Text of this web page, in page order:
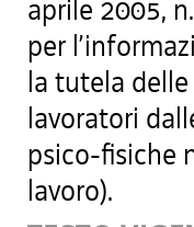
aprile 2005,
per
la tutela
lavoratori
psico-fisiche
lavoro).